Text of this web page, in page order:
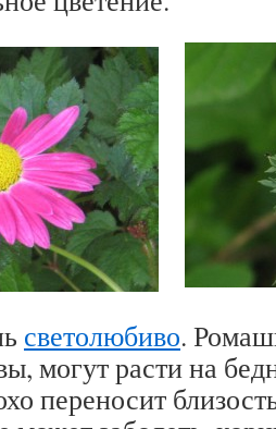
светолюбиво.
могут расти на
переносит